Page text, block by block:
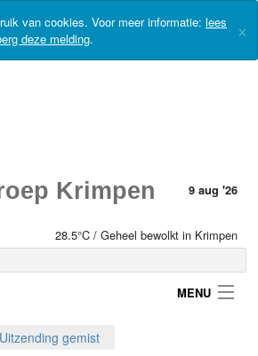
van cookies. Voor meer informatie: lees
deze melding. ×
Krimpen 9 aug '26
28.5°C / Geheel bewolkt in Krimpen
MENU
Uitzending gemist